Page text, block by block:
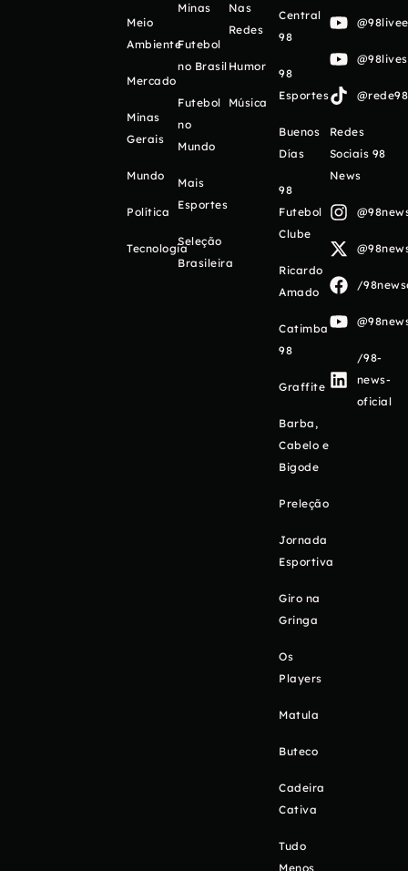
Meio
Ambiente
Mercado
Minas
Gerais
Mundo
Política
Tecnologia
Minas
Futebol
no Brasil
Futebol
no
Mundo
Mais
Esportes
Seleção
Brasileira
Nas
Redes
Humor
Música
Central
98
98
Esportes
Buenos
Días
98
Futebol
Clube
Ricardo
Amado
Catimba
98
Graffite
Barba,
Cabelo e
Bigode
Preleção
Jornada
Esportiva
Giro na
Gringa
Os
Players
Matula
Buteco
Cadeira
Cativa
Tudo
Menos
Redes
Sociais 98
News
/
/98-
news-
oficial